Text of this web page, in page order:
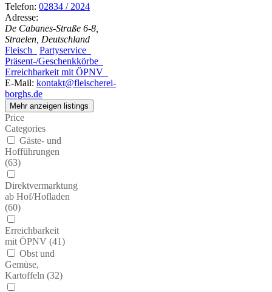
Price
Categories
Gäste- und
Hofführungen
(63)
Direktvermarktung
ab Hof/Hofladen
(60)
Erreichbarkeit
mit ÖPNV (41)
Obst und
Gemüse,
Kartoffeln (32)
Telefon: 02834 / 2024
Adresse:
De Cabanes-Straße 6-8,
Straelen, Deutschland
Fleisch
Partyservice
Präsent-/Geschenkkörbe
Erreichbarkeit mit ÖPNV
E-Mail: kontakt@fleischerei-
borghs.de
Mehr anzeigen listings